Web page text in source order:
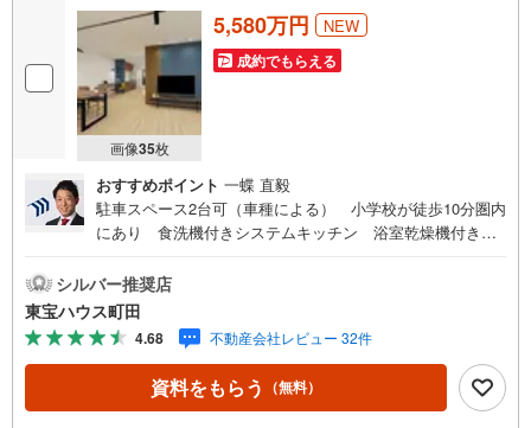
画像35枚
5,580万円 NEW
成約でもらえる
おすすめポイント 一蝶 直毅
駐車スペース2台可（車種による） 小学校が徒歩10分圏内
にあり 食洗機付きシステムキッチン 浴室乾燥機付きバ
人を知り、理解することから始めます。お客様のお話をき
ちんとお聞きし、しっかり話し合う「心」のコミュニケー
ションが大切になります。だからこそ、それぞれのお客様
にベストな「住まい」をご提案をすることができるので
す。インターネット予約で当日見学が可能！（1）［室内・
現地を見学する］をクリック（2）本日～4日以内をご希望
シルバー推奨店
東宝ハウス町田
4.68 不動産会社レビュー 32件
資料をもらう （無料）